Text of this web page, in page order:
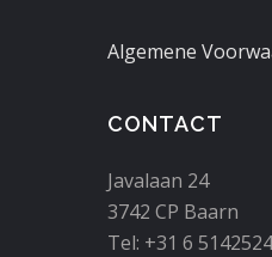
Algemene
CONTACT
Javalaan 24
3742 CP Baarn
Tel: +31 6